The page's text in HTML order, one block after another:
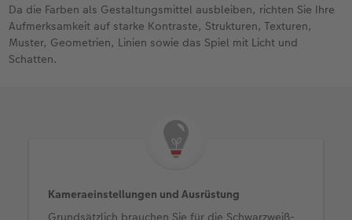
Da die Farben als Gestaltungsmittel ausbleiben, richten Sie Ihre
Aufmerksamkeit auf starke Kontraste, Strukturen, Texturen,
Muster, Geometrien, Linien sowie das Spiel mit Licht und
Schatten.
Kameraeinstellungen und Ausrüstung
Grundsätzlich brauchen Sie für die Schwarzweiß-